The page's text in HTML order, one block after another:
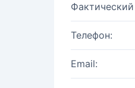
Телефон:
Email: